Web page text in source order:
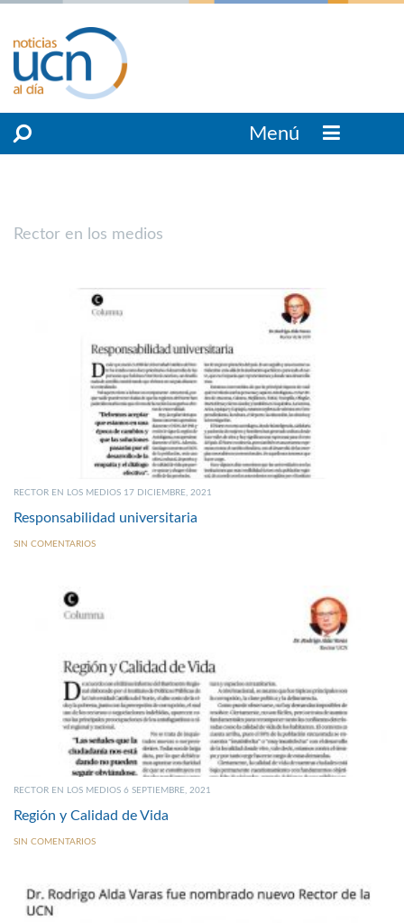
Menú
Rector en los medios
RECTOR EN LOS MEDIOS 17 DICIEMBRE, 2021
Responsabilidad universitaria
SIN COMENTARIOS
RECTOR EN LOS MEDIOS 6 SEPTIEMBRE, 2021
Región y Calidad de Vida
SIN COMENTARIOS